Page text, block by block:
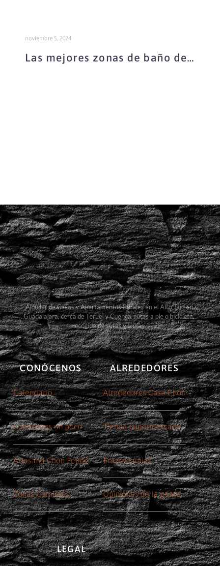
noviembre 5, 2024
Las mejores zonas de baño de
Alquiler de Casas y Apartamentos Rurales en el Alto Tajo en
Guadalajara, cerca de Teruel y Cuenca, rutas a pie o bicicleta,
recogida de setas y trufas.
CONÓCENOS
Calendario
Conócenos un poco
Artesana Chon Felipe
Zonas Comunes
ALREDEDORES
Alrededores Casa Chon
Tienda Supermercado
Entorno único
Opiniones de la gente
LEGAL